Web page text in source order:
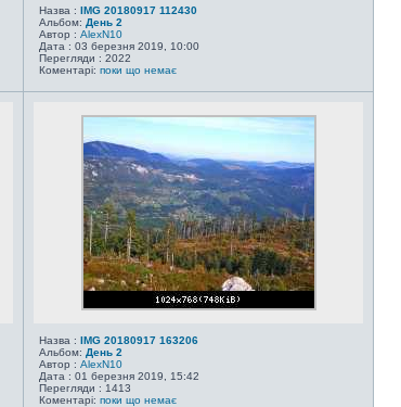
Назва : IMG 20180917 112430
Альбом: День 2
Автор : AlexN10
Дата : 03 березня 2019, 10:00
Перегляди : 2022
Коментарі: поки що немає
Назва : IMG 20180917 163206
Альбом: День 2
Автор : AlexN10
Дата : 01 березня 2019, 15:42
Перегляди : 1413
Коментарі: поки що немає